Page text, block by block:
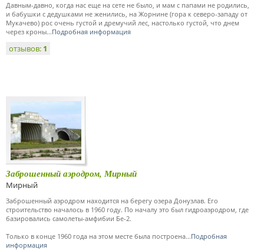
Давным-давно, когда нас еще на сете не было, и мам с папами не родились,
и бабушки с дедушками не женились, на Жорнине (гора к северо-западу от
Мукачево) рос очень густой и дремучий лес, настолько густой, что днем
через кроны...Подробная информация
отзывов: 1
Заброшенный аэродром, Мирный
Мирный
Заброшенный аэродром находится на берегу озера Донузлав. Его
строительство началось в 1960 году. По началу это был гидроаэродром, где
базировались самолеты-амфибии Бе-2.
Только в конце 1960 года на этом месте была построена...Подробная
информация